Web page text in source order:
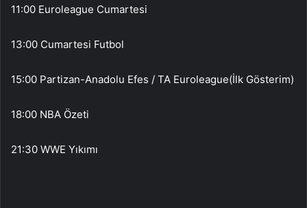
11:00 Euroleague Cumartesi
13:00 Cumartesi Futbol
15:00 Partizan-Anadolu Efes / TA Euroleague(İlk Gösterim)
18:00 NBA Özeti
21:30 WWE Yıkımı